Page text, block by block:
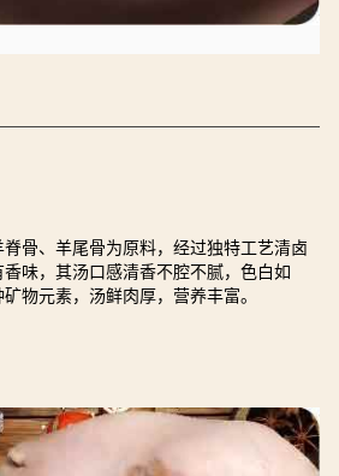
骨、羊尾骨为原料，经过独特工艺清卤
味，其汤口感清香不腔不腻，色白如
物元素，汤鲜肉厚，营养丰富。